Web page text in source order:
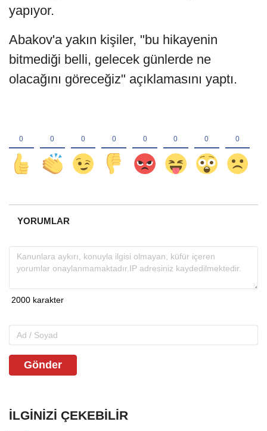
yapıyor.
Abakov'a yakın kişiler, "bu hikayenin
bitmediği belli, gelecek günlerde ne
olacağını göreceğiz" açıklamasını yaptı.
YORUMLAR
Gönder
İLGINIZI ÇEKEBILIR